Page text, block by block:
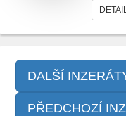
DALŠÍ
PŘEDCHOZÍ